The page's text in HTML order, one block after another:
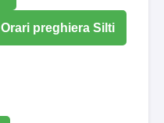
Orari preghiera Silti